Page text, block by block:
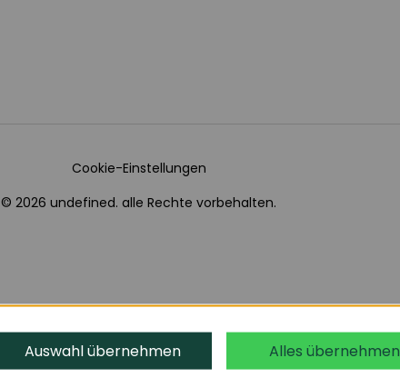
Cookie-Einstellungen
© 2026 undefined. alle Rechte vorbehalten.
Auswahl übernehmen Alles übernehmen